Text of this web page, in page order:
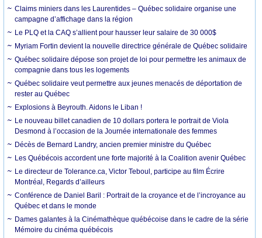
Claims miniers dans les Laurentides – Québec solidaire organise une
campagne d’affichage dans la région
Le PLQ et la CAQ s’allient pour hausser leur salaire de 30 000$
Myriam Fortin devient la nouvelle directrice générale de Québec solidaire
Québec solidaire dépose son projet de loi pour permettre les animaux de
compagnie dans tous les logements
Québec solidaire veut permettre aux jeunes menacés de déportation de
rester au Québec
Explosions à Beyrouth. Aidons le Liban !
Le nouveau billet canadien de 10 dollars portera le portrait de Viola
Desmond à l’occasion de la Journée internationale des femmes
Décès de Bernard Landry, ancien premier ministre du Québec
Les Québécois accordent une forte majorité à la Coalition avenir Québec
Le directeur de Tolerance.ca, Victor Teboul, participe au film Écrire
Montréal, Regards d’ailleurs
Conférence de Daniel Baril : Portrait de la croyance et de l’incroyance au
Québec et dans le monde
Dames galantes à la Cinémathèque québécoise dans le cadre de la série
Mémoire du cinéma québécois